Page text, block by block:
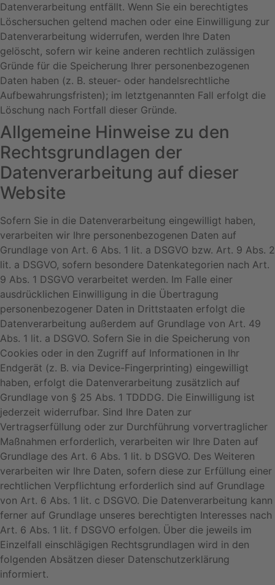
Datenverarbeitung entfällt. Wenn Sie ein berechtigtes
Löschersuchen geltend machen oder eine Einwilligung zur
Datenverarbeitung widerrufen, werden Ihre Daten
gelöscht, sofern wir keine anderen rechtlich zulässigen
Gründe für die Speicherung Ihrer personenbezogenen
Daten haben (z. B. steuer- oder handelsrechtliche
Aufbewahrungsfristen); im letztgenannten Fall erfolgt die
Löschung nach Fortfall dieser Gründe.
Allgemeine Hinweise zu den
Rechtsgrundlagen der
Datenverarbeitung auf dieser
Website
Sofern Sie in die Datenverarbeitung eingewilligt haben,
verarbeiten wir Ihre personenbezogenen Daten auf
Grundlage von Art. 6 Abs. 1 lit. a DSGVO bzw. Art. 9 Abs. 2
lit. a DSGVO, sofern besondere Datenkategorien nach Art.
9 Abs. 1 DSGVO verarbeitet werden. Im Falle einer
ausdrücklichen Einwilligung in die Übertragung
personenbezogener Daten in Drittstaaten erfolgt die
Datenverarbeitung außerdem auf Grundlage von Art. 49
Abs. 1 lit. a DSGVO. Sofern Sie in die Speicherung von
Cookies oder in den Zugriff auf Informationen in Ihr
Endgerät (z. B. via Device-Fingerprinting) eingewilligt
haben, erfolgt die Datenverarbeitung zusätzlich auf
Grundlage von § 25 Abs. 1 TDDDG. Die Einwilligung ist
jederzeit widerrufbar. Sind Ihre Daten zur
Vertragserfüllung oder zur Durchführung vorvertraglicher
Maßnahmen erforderlich, verarbeiten wir Ihre Daten auf
Grundlage des Art. 6 Abs. 1 lit. b DSGVO. Des Weiteren
verarbeiten wir Ihre Daten, sofern diese zur Erfüllung einer
rechtlichen Verpflichtung erforderlich sind auf Grundlage
von Art. 6 Abs. 1 lit. c DSGVO. Die Datenverarbeitung kann
ferner auf Grundlage unseres berechtigten Interesses nach
Art. 6 Abs. 1 lit. f DSGVO erfolgen. Über die jeweils im
Einzelfall einschlägigen Rechtsgrundlagen wird in den
folgenden Absätzen dieser Datenschutzerklärung
informiert.